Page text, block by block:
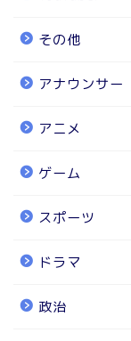
その他
アナウンサー
アニメ
ゲーム
スポーツ
ドラマ
政治